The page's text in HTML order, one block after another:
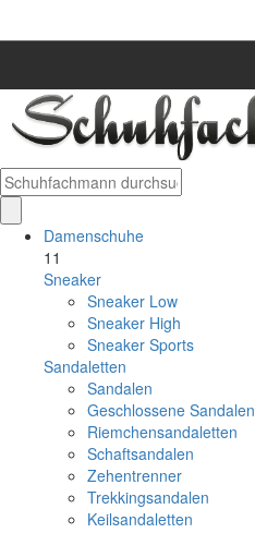
Damenschuhe
11
Sneaker
Sneaker Low
Sneaker High
Sneaker Sports
Sandaletten
Sandalen
Geschlossene Sandalen
Riemchensandaletten
Schaftsandalen
Zehentrenner
Trekkingsandalen
Keilsandaletten